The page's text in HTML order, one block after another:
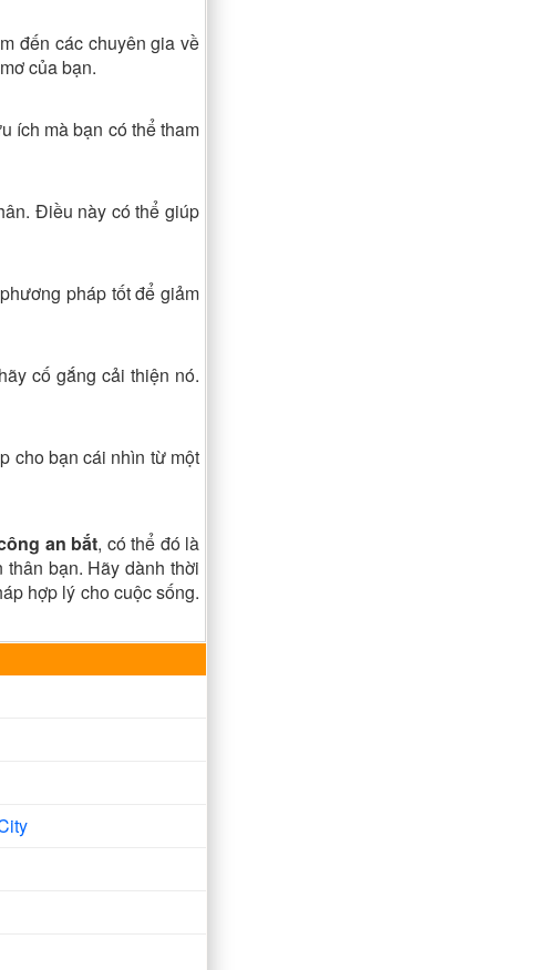
đến các chuyên gia về
của bạn.
ích mà bạn có thể tham
Điều này có thể giúp
pháp tốt để giảm
cố gắng cải thiện nó.
cho bạn cái nhìn từ một
an bắt, có thể đó là
bạn. Hãy dành thời
hợp lý cho cuộc sống.